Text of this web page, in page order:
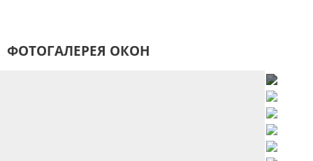
ФОТОГАЛЕРЕЯ ОКОН